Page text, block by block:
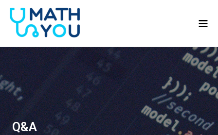
건너뛰기
Q&A